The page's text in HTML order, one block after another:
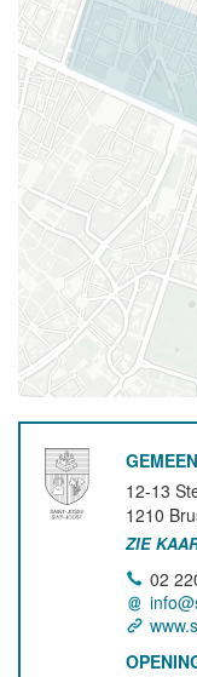
12-13
1210
ZIE
02